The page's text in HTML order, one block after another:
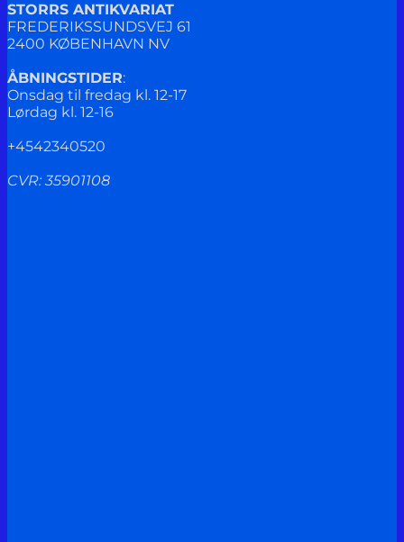
STORRS ANTIKVARIAT
FREDERIKSSUNDSVEJ 61
2400 KØBENHAVN NV
ÅBNINGSTIDER:
Onsdag til fredag kl. 12-17
Lørdag kl. 12-16
+4542340520
CVR: 35901108